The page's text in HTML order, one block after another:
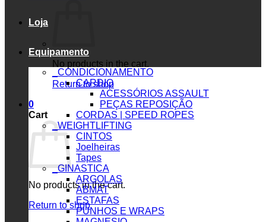
No products in the cart.
Return to shop
0
Cart
No products in the cart.
Return to shop
Loja
Equipamento
_CONDICIONAMENTO
CARDIO
ACESSÓRIOS ASSAULT
PEÇAS REPOSIÇÃO
CORDAS | SPEED ROPES
_WEIGHTLIFTING
CINTOS
Joelheiras
Tapes
_GINASTICA
ARGOLAS
ABMAT
ESTAFAS
PUNHOS E WRAPS